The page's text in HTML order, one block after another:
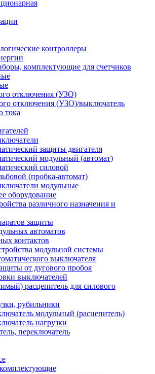
контроллеры
комплектующие для счетчиков
отключения (УЗО)
отключения (УЗО)/выключатель
тока
защиты двигателя
модульный (автомат)
силовой
(пробка-автомат)
модульные
оборудование
различного назначения и
защиты
автоматов
контактов
модульной системы
выключателя
от дугового пробоя
выключателей
расцепитель для силового
рубильники
модульный (расцепитель)
нагрузки
переключатель